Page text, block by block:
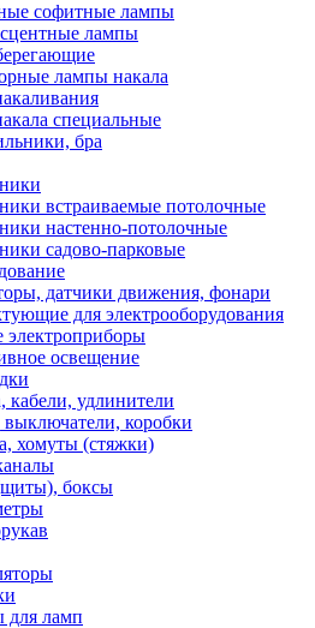
софитные лампы
лампы
лампы накала
специальные
бра
встраиваемые потолочные
настенно-потолочные
садово-парковые
датчики движения, фонари
для электрооборудования
электроприборы
освещение
кабели, удлинители
выключатели, коробки
хомуты (стяжки)
боксы
для ламп